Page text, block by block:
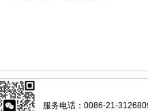
服务电话：0086-21-